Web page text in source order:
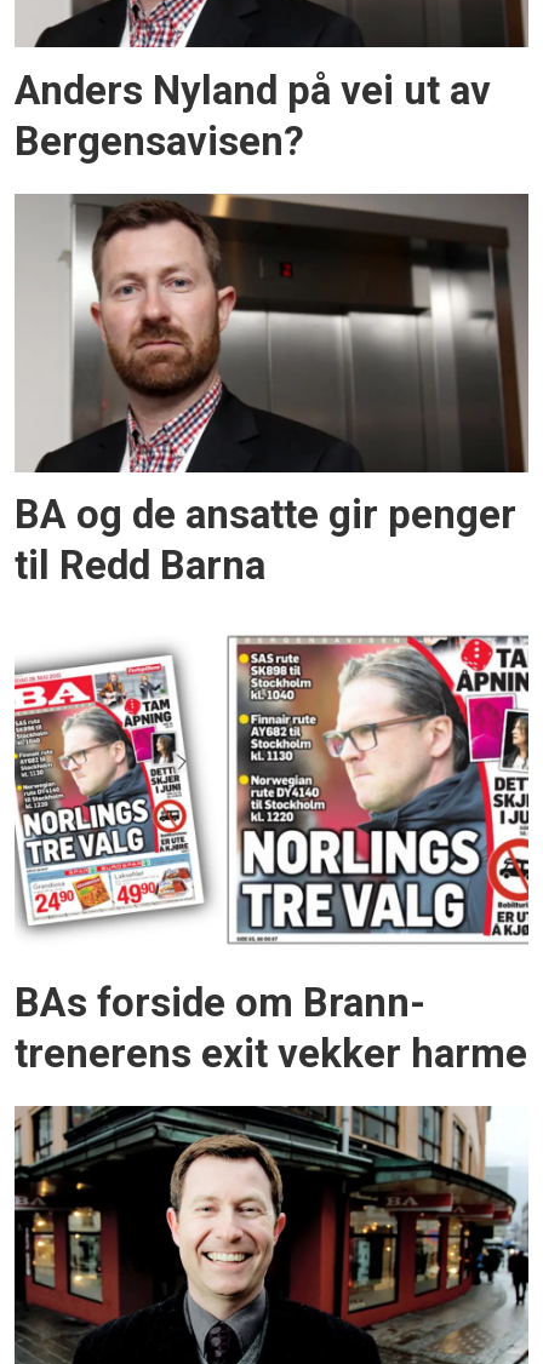
Anders Nyland på vei ut av
Bergensavisen?
BA og de ansatte gir penger
til Redd Barna
BAs forside om Brann-
trenerens exit vekker harme